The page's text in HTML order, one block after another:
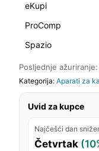
eKupi
ProComp
Spazio
Posljednje
Kategorija: Aparati za
Uvid za kupce
Najčešći dan
Četvrtak